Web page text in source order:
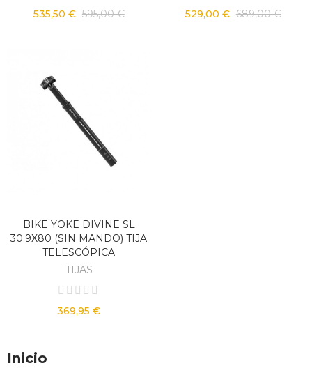
535,50 € 595,00 € 529,00 € 689,00 €
BIKE YOKE DIVINE SL
30.9X80 (SIN MANDO) TIJA
TELESCÓPICA
TIJAS
369,95 €
Inicio